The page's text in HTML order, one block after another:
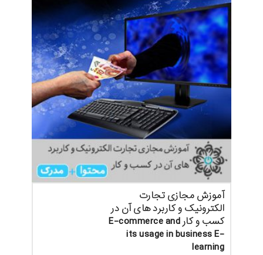
آموزش مجازی تجارت
الکترونیک و کاربرد های آن در
کسب و کار E-commerce and
its usage in business E-
learning